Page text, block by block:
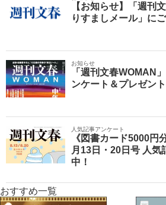
【お知らせ】「週刊
りすましメール」に
お知らせ
「週刊文春WOMAN
ンケート＆プレゼント
人気記事アンケート
《図書カード5000円
月13日・20日号 人気
中！
おすすめ一覧